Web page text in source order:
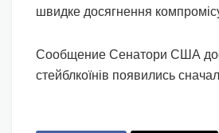
швидке досягнення
Сообщение Сенатори США
стейблкоїнів появились